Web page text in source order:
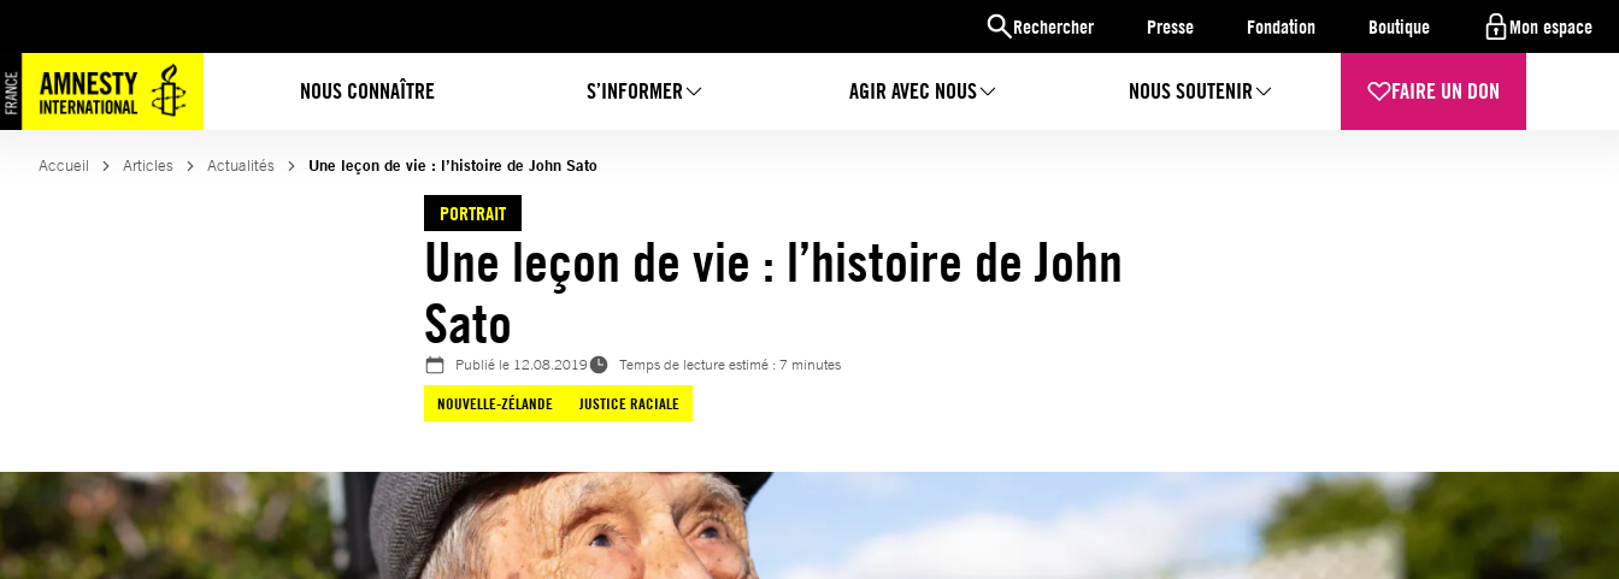
Rechercher Presse Fondation Boutique Mon espace
NOUS CONNAÎTRE S’INFORMER AGIR AVEC NOUS NOUS SOUTENIR FAIRE UN DON
au
contenu
Accueil Articles Actualités Une leçon de vie : l’histoire de John Sato
PORTRAIT
Une leçon de vie : l’histoire de John
Sato
Publié le 12.08.2019
Temps de lecture estimé : 7 minutes
NOUVELLE-ZÉLANDE
JUSTICE RACIALE